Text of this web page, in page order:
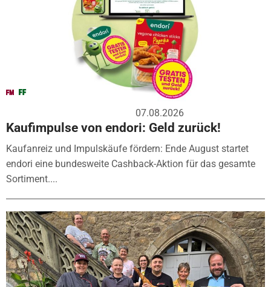
07.08.2026
Kaufimpulse von endori: Geld zurück!
Kaufanreiz und Impulskäufe fördern: Ende August startet
endori eine bundesweite Cashback-Aktion für das gesamte
Sortiment....